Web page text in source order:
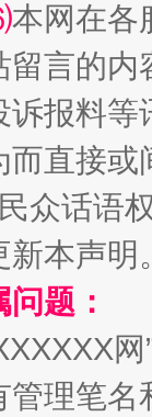
本网在各
留言的内
报料
直接
众话语
新本声明
题：
管理笔